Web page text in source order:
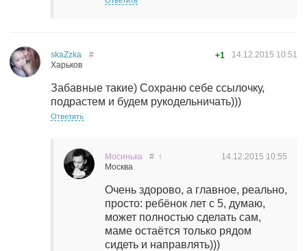
skaZzka
Харьков
14.12.2015 10:51
# +1
Забавные такие) Сохраню себе ссылочку,
подрастем и будем рукодельничать)))
Ответить
Мосинька
Москва
14.12.2015 10:55
# ↑
Очень здорово, а главное, реально,
просто: ребёнок лет с 5, думаю,
может полностью сделать сам,
маме остаётся только рядом
сидеть и направлять)))